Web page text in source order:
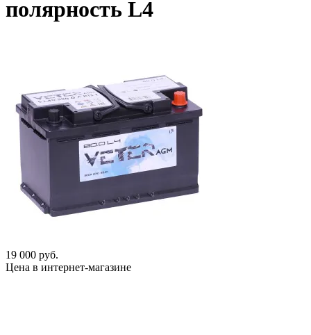
полярность L4
19 000 руб.
Цена в интернет-магазине